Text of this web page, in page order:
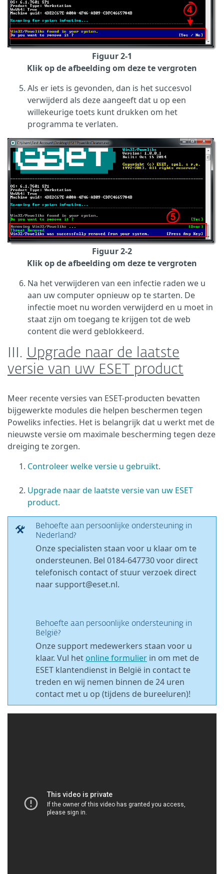
Figuur 2-1
Klik op de afbeelding om deze te vergroten
Als er iets is gevonden, dan is het succesvol
verwijderd als deze aangeeft dat u op een
willekeurige toets kunt drukken om het
programma te verlaten.
Figuur 2-2
Klik op de afbeelding om deze te vergroten
Na het verwijderen van een infectie raden we u
aan uw computer opnieuw op te starten. De
infectie moet nu worden verwijderd en u moet in
staat zijn om toegang te krijgen tot de web
content die werd geblokkeerd.
III. Upgrade naar de laatste
versie van uw ESET product
Meer recente versies van ESET-producten bevatten
bijgewerkte modules die helpen beschermen tegen
Poweliks infecties. Het is belangrijk dat u werkt met de
nieuwste versie om maximale bescherming tegen deze
dreiging te zorgen.
Controleer welke versie u gebruikt.
Upgrade naar de laatste versie van uw ESET
product.
Behoefte aan persoonlijke ondersteuning in
Nederland?
Onze specialisten staan voor u klaar om te
ondersteunen. Bel 0184-647730 voor direct
telefonisch contact of stuur verzoek direct
naar support@eset.nl.
Behoefte aan persoonlijke ondersteuning in
België?
Onze support medewerkers staan voor u
klaar. Vul het online formulier in om met de
ESET klantendienst in België in contact te
treden en wij nemen binnen de 24 uren
contact met u op (tijdens de bureeluren)!